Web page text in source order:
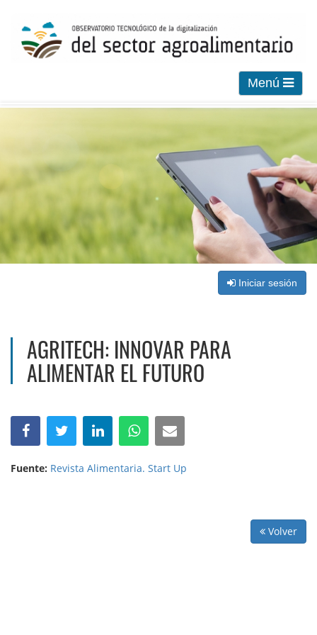
Menú
Iniciar sesión
AGRITECH: INNOVAR PARA
ALIMENTAR EL FUTURO
Fuente: Revista Alimentaria. Start Up
Volver